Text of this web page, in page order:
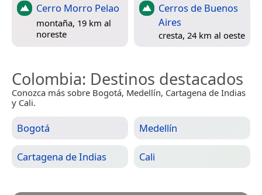
Cerro Morro Pelao
montaña, 19 km al
noreste
Cerros de Buenos
Aires
cresta, 24 km al oeste
Colombia: Destinos destacados
Conozca más sobre Bogotá, Medellín, Cartagena de Indias
y Cali.
Bogotá Medellín
Cartagena de Indias Cali